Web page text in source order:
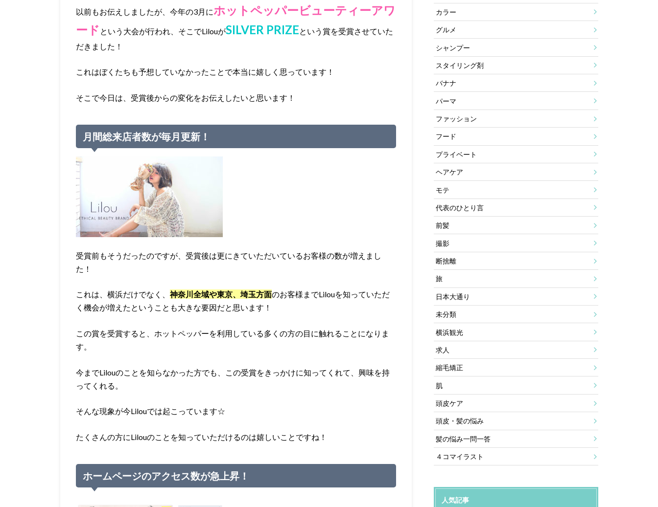
以前もお伝えしましたが、今年の3月にホットペッパービューティーアワ
ード という大会が行われ、そこでLilouがSILVER PRIZE という賞を受賞させていた
だきました！
これはぼくたちも予想していなかったことで本当に嬉しく思っています！
そこで今日は、受賞後からの変化をお伝えしたいと思います！
月間総来店者数が毎月更新！
受賞前もそうだったのですが、受賞後は更にきていただいているお客様の数が増えまし
た！
これは、横浜だけでなく、神奈川全域や東京、埼玉方面のお客様までLilouを知っていただ
く機会が増えたということも大きな要因だと思います！
この賞を受賞すると、ホットペッパーを利用している多くの方の目に触れることになりま
す。
今までLilouのことを知らなかった方でも、この受賞をきっかけに知ってくれて、興味を持
ってくれる。
そんな現象が今Lilouでは起こっています☆
たくさんの方にLilouのことを知っていただけるのは嬉しいことですね！
ホームページのアクセス数が急上昇！
カラー
グルメ
シャンプー
スタイリング剤
バナナ
パーマ
ファッション
フード
プライベート
ヘアケア
モテ
代表のひとり言
前髪
撮影
断捨離
旅
日本大通り
未分類
横浜観光
求人
縮毛矯正
肌
頭皮ケア
頭皮・髪の悩み
髪の悩み一問一答
４コマイラスト
人気記事